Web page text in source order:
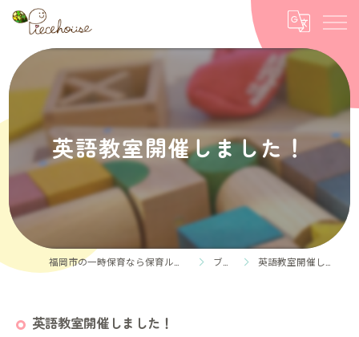
英語教室開催しました！
ブログ 英語教室開催しました！
英語教室開催しました！